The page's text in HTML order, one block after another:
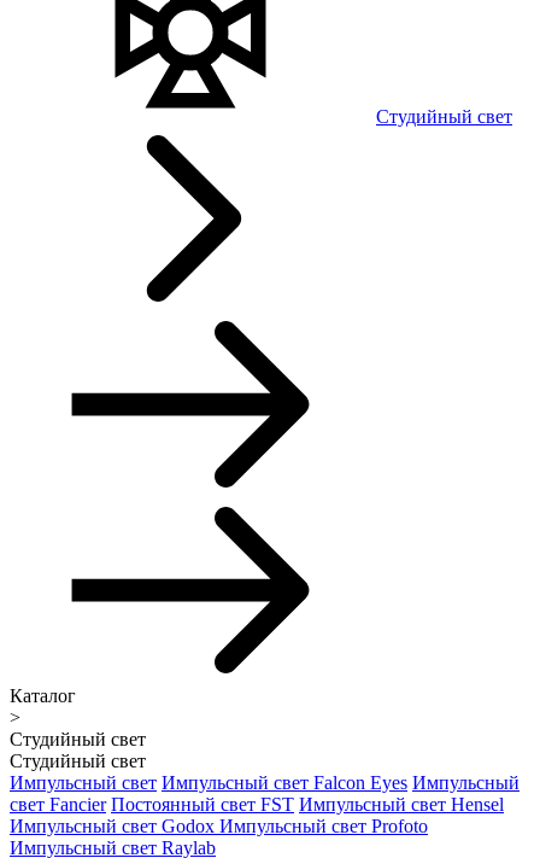
Студийный свет
Каталог
>
Студийный свет
Студийный свет
Импульсный свет Импульсный свет Falcon Eyes Импульсный
свет Fancier Постоянный свет FST Импульсный свет Hensel
Импульсный свет Godox Импульсный свет Profoto
Импульсный свет Raylab